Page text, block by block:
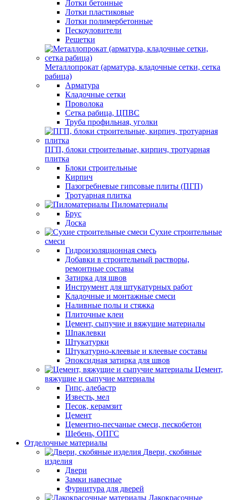
Лотки бетонные
Лотки пластиковые
Лотки полимербетонные
Пескоуловители
Решетки
Металлопрокат (арматура, кладочные сетки, сетка
рабица)
Арматура
Кладочные сетки
Проволока
Сетка рабица, ЦПВС
Труба профильная, уголки
ПГП, блоки строительные, кирпич, тротуарная
плитка
Блоки строительные
Кирпич
Пазогребневые гипсовые плиты (ПГП)
Тротуарная плитка
Пиломатериалы
Брус
Доска
Сухие строительные
смеси
Гидроизоляционная смесь
Добавки в строительный растворы,
ремонтные составы
Затирка для швов
Инструмент для штукатурных работ
Кладочные и монтажные смеси
Наливные полы и стяжка
Плиточные клеи
Цемент, сыпучие и вяжущие материалы
Шпаклевки
Штукатурки
Штукатурно-клеевые и клеевые составы
Эпоксидная затирка для швов
Цемент,
вяжущие и сыпучие материалы
Гипс, алебастр
Известь, мел
Песок, керамзит
Цемент
Цементно-песчаные смеси, пескобетон
Щебень, ОПГС
Отделочные материалы
Двери, скобяные
изделия
Двери
Замки навесные
Фурнитура для дверей
Лакокрасочные